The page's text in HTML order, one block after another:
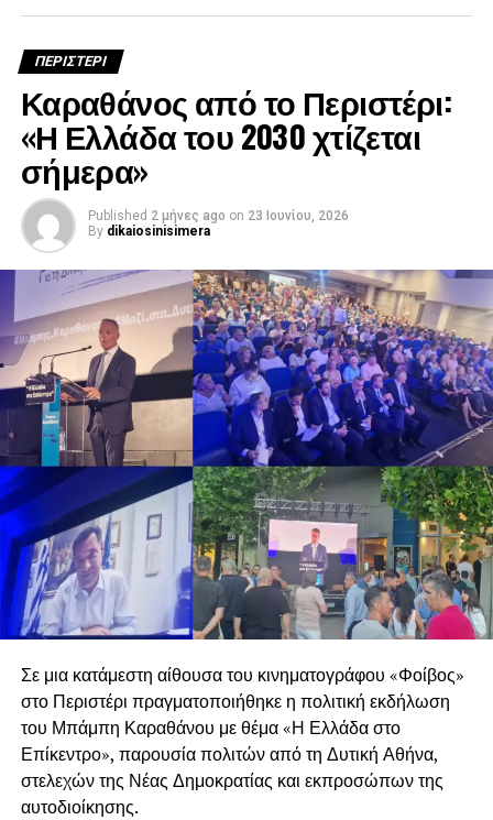
ΠΕΡΙΣΤΕΡΙ
Καραθάνος από το Περιστέρι:
«Η Ελλάδα του 2030 χτίζεται
σήμερα»
Published 2 μήνες ago on 23 Ιουνίου, 2026
By dikaiosinisimera
Σε μια κατάμεστη αίθουσα του κινηματογράφου «Φοίβος»
στο Περιστέρι πραγματοποιήθηκε η πολιτική εκδήλωση
του Μπάμπη Καραθάνου με θέμα «Η Ελλάδα στο
Επίκεντρο», παρουσία πολιτών από τη Δυτική Αθήνα,
στελεχών της Νέας Δημοκρατίας και εκπροσώπων της
αυτοδιοίκησης.